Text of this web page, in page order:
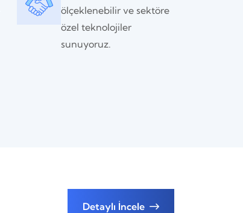
ölçeklenebilir ve sektöre
özel teknolojiler
sunuyoruz.
Detaylı İncele